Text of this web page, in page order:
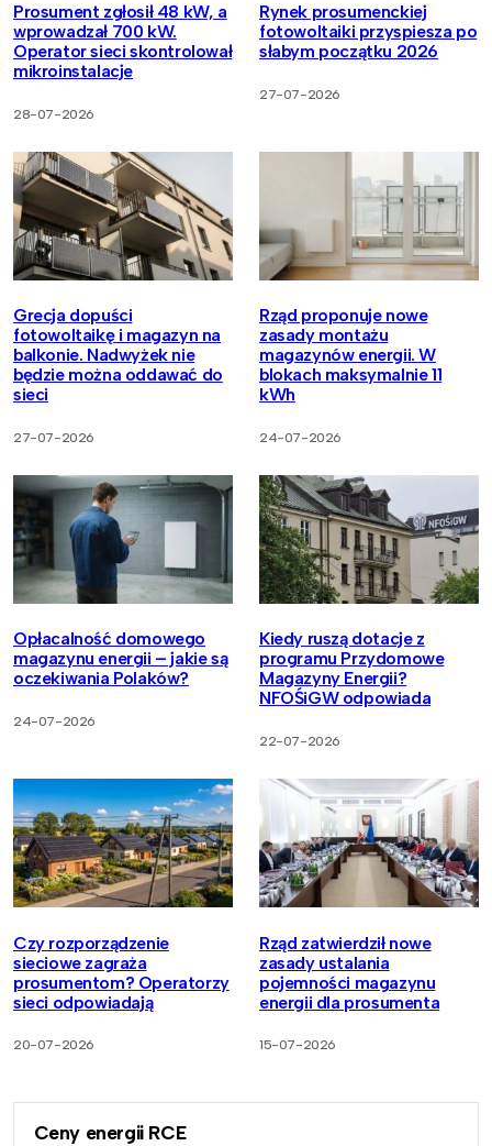
Prosument zgłosił 48 kW, a
wprowadzał 700 kW.
Operator sieci skontrolował
mikroinstalacje
28-07-2026
Rynek prosumenckiej
fotowoltaiki przyspiesza po
słabym początku 2026
27-07-2026
Grecja dopuści
fotowoltaikę i magazyn na
balkonie. Nadwyżek nie
będzie można oddawać do
sieci
27-07-2026
Rząd proponuje nowe
zasady montażu
magazynów energii. W
blokach maksymalnie 11
kWh
24-07-2026
Opłacalność domowego
magazynu energii – jakie są
oczekiwania Polaków?
24-07-2026
Kiedy ruszą dotacje z
programu Przydomowe
Magazyny Energii?
NFOŚiGW odpowiada
22-07-2026
Czy rozporządzenie
sieciowe zagraża
prosumentom? Operatorzy
sieci odpowiadają
20-07-2026
Rząd zatwierdził nowe
zasady ustalania
pojemności magazynu
energii dla prosumenta
15-07-2026
Ceny energii RCE